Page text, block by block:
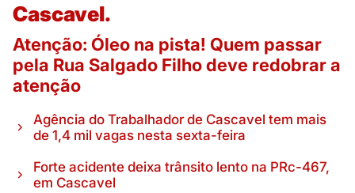
Cascavel.
Atenção: Óleo na pista! Quem passar
pela Rua Salgado Filho deve redobrar a
atenção
Agência do Trabalhador de Cascavel tem mais
de 1,4 mil vagas nesta sexta-feira
Forte acidente deixa trânsito lento na PRc-467,
em Cascavel